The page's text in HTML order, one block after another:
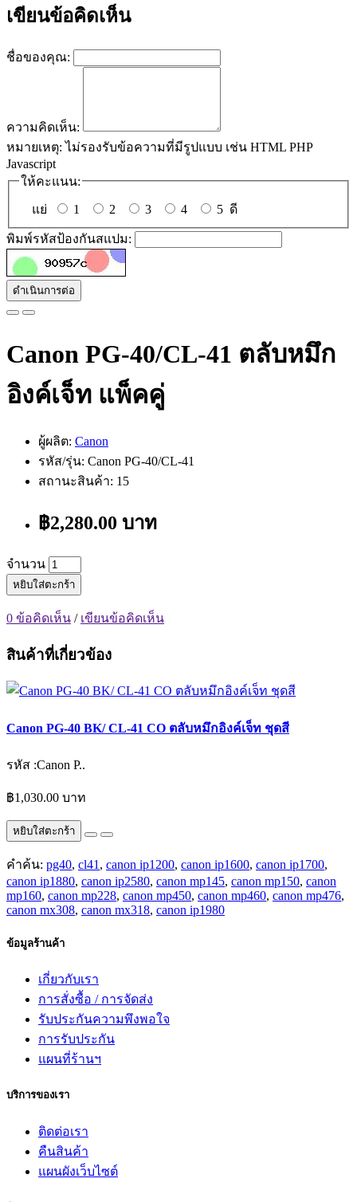
เขียนข้อคิดเห็น
ชื่อของคุณ:
ความคิดเห็น:
หมายเหตุ: ไม่รองรับข้อความที่มีรูปแบบ เช่น HTML PHP
Javascript
ให้คะแนน:
แย่ 1 2 3 4 5 ดี
พิมพ์รหัสป้องกันสแปม:
ดำเนินการต่อ
Canon PG-40/CL-41 ตลับหมึก
อิงค์เจ็ท แพ็คคู่
ผู้ผลิต: Canon
รหัส/รุ่น: Canon PG-40/CL-41
สถานะสินค้า: 15
฿2,280.00 บาท
จำนวน
หยิบใส่ตะกร้า
0 ข้อคิดเห็น / เขียนข้อคิดเห็น
สินค้าที่เกี่ยวข้อง
Canon PG-40 BK/ CL-41 CO ตลับหมึกอิงค์เจ็ท ชุดสี
รหัส :Canon P..
฿1,030.00 บาท
หยิบใส่ตะกร้า
คำค้น: pg40, cl41 , canon ip1200, canon ip1600, canon ip1700,
canon ip1880, canon ip2580, canon mp145, canon mp150, canon
mp160, canon mp228, canon mp450, canon mp460, canon mp476,
canon mx308, canon mx318, canon ip1980
ข้อมูลร้านค้า
เกี่ยวกับเรา
การสั่งซื้อ / การจัดส่ง
รับประกันความพึงพอใจ
การรับประกัน
แผนที่ร้านฯ
บริการของเรา
ติดต่อเรา
คืนสินค้า
แผนผังเว็บไซต์